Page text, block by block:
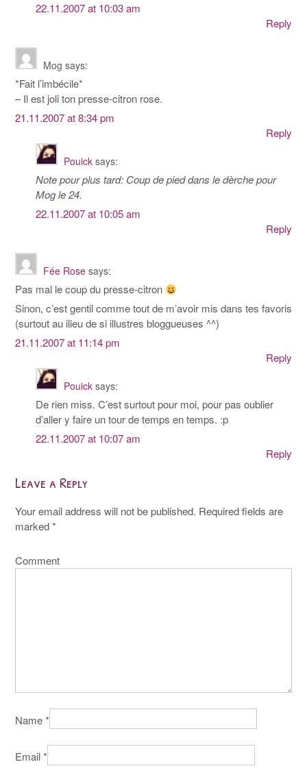
22.11.2007 at 10:03 am
Reply
Mog says:
*Fait l’imbécile*
– Il est joli ton presse-citron rose.
21.11.2007 at 8:34 pm
Reply
Pouick says:
Note pour plus tard: Coup de pied dans le dèrche pour
Mog le 24.
22.11.2007 at 10:05 am
Reply
Fée Rose says:
Pas mal le coup du presse-citron
Sinon, c’est gentil comme tout de m’avoir mis dans tes favoris
(surtout au ilieu de si illustres bloggueuses ^^)
21.11.2007 at 11:14 pm
Reply
Pouick says:
De rien miss. C’est surtout pour moi, pour pas oublier
d’aller y faire un tour de temps en temps. :p
22.11.2007 at 10:07 am
Reply
Leave a Reply
Your email address will not be published. Required fields are
marked*
Comment
Name*
Email*